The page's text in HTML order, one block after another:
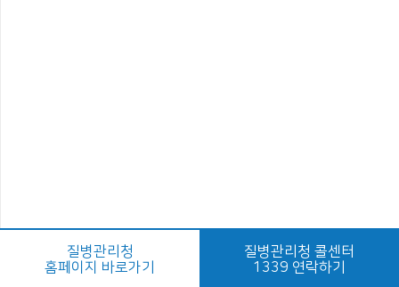
질병관리청
홈페이지 바로가기
질병관리청 콜센터
1339 연락하기